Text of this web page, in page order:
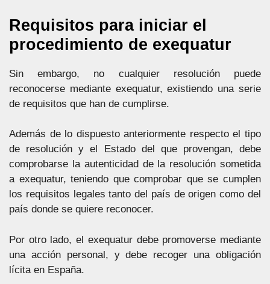
Requisitos para iniciar el
procedimiento de exequatur
Sin embargo, no cualquier resolución puede
reconocerse mediante exequatur, existiendo una serie
de requisitos que han de cumplirse.
Además de lo dispuesto anteriormente respecto el tipo
de resolución y el Estado del que provengan, debe
comprobarse la autenticidad de la resolución sometida
a exequatur, teniendo que comprobar que se cumplen
los requisitos legales tanto del país de origen como del
país donde se quiere reconocer.
Por otro lado, el exequatur debe promoverse mediante
una acción personal, y debe recoger una obligación
lícita en España.